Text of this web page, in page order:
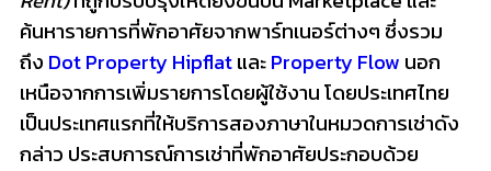
ค้นหารายการที่พักอาศัยจากพาร์ทเนอร์ต่างๆ ซึ่งรวม
ถึง Dot Property HipflatและProperty Flow นอก
เหนือจากการเพิ่มรายการโดยผู้ใช้งาน โดยประเทศไทย
เป็นประเทศแรกที่ให้บริการสองภาษาในหมวดการเช่าดัง
กล่าว ประสบการณ์การเช่าที่พักอาศัยประกอบด้วย